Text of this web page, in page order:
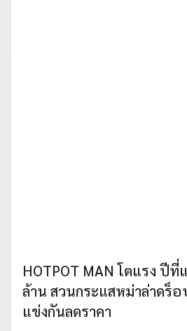
HOTPOT MAN โตแรง ปีที่
ล้าน สวนกระแสหม่าล่าดร็
แข่งกันลดราคา